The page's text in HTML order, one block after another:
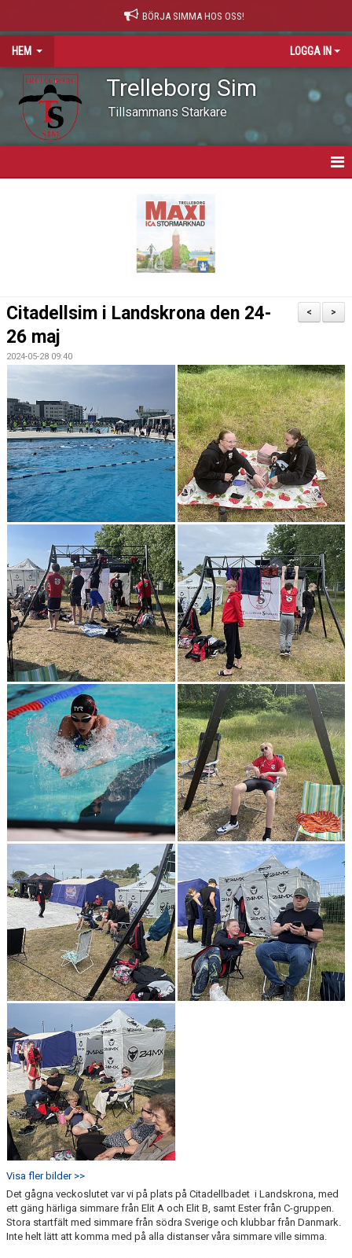
BÖRJA SIMMA HOS OSS!
HEM LOGGA IN
Trelleborg Sim
Tillsammans Starkare
OM KLUBBEN
SIMSHOP
KONTAKT
KALENDER
BILDGALLERI
DOKUMENT
>
<
Citadellsim i Landskrona den 24-
26 maj
2024-05-28 09:40
Visa fler bilder >>
Det gågna veckoslutet var vi på plats på Citadellbadet i Landskrona, med
ett gäng härliga simmare från Elit A och Elit B, samt Ester från C-gruppen.
Stora startfält med simmare från södra Sverige och klubbar från Danmark.
Inte helt lätt att komma med på alla distanser våra simmare ville simma.